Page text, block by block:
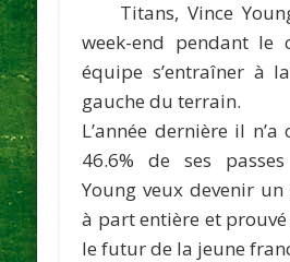
Titans, Vince
week-end pendant le
équipe s’entraîner à
gauche du terrain.
L’année dernière il
46.6% de ses
Young veux devenir
à part entière et
le futur de la jeune